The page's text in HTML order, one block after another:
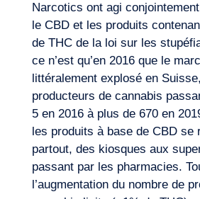
Narcotics ont agi
le CBD et les produits
de THC de la loi sur les
ce n’est qu’en 2016 que le
littéralement explosé en
producteurs de cannabis
5 en 2016 à plus de 670 en
les produits à base de CBD se
partout, des kiosques aux
passant par les pharmacies.
l’augmentation du nombre de